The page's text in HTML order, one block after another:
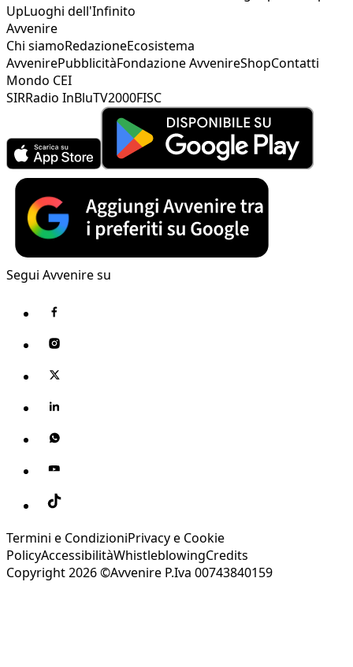
UpLuoghi dell'Infinito
Avvenire
Chi siamoRedazioneEcosistema
AvvenirePubblicitàFondazione AvvenireShopContatti
Mondo CEI
SIRRadio InBluTV2000FISC
Segui Avvenire su
Termini e CondizioniPrivacy e Cookie
PolicyAccessibilitàWhistleblowingCredits
Copyright 2026 ©Avvenire P.Iva 00743840159